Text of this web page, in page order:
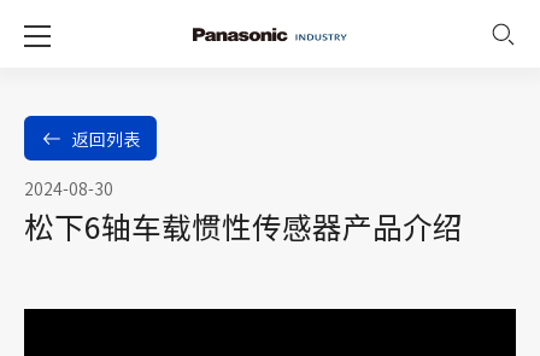
返回列表
2024-08-30
松下6轴车载惯性传感器产品介绍